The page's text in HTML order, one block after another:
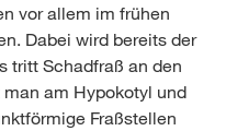
vor allem im frühen
Dabei wird bereits der
tritt Schadfraß an den
am Hypokotyl und
Fraßstellen